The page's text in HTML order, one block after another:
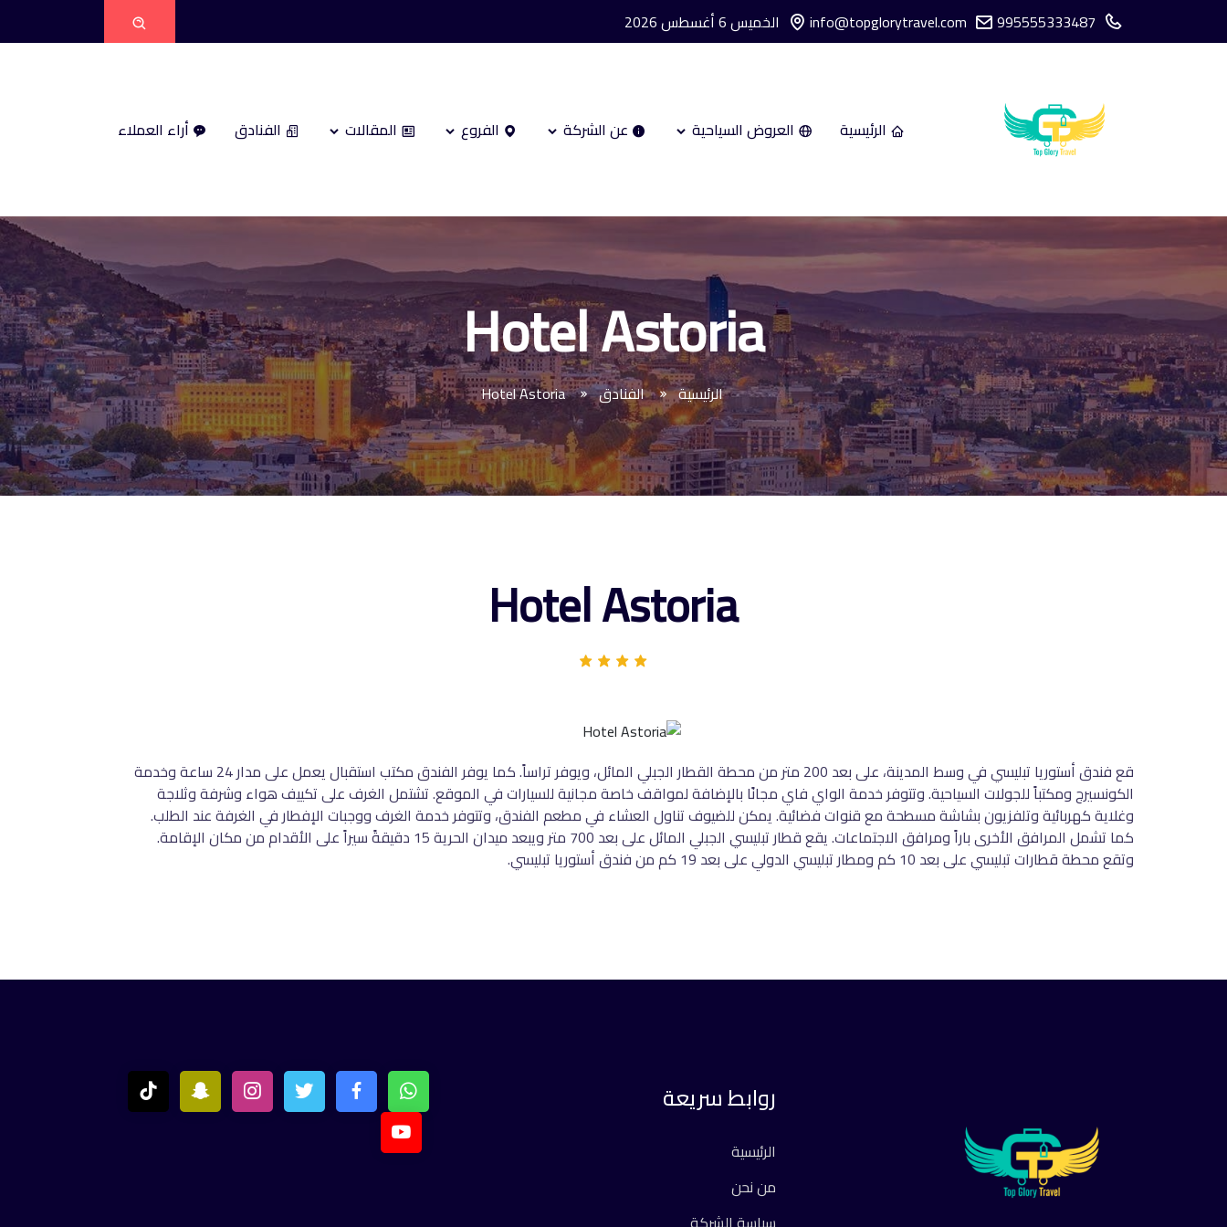
995555333487
info@topglorytravel.com الخميس 6 أغسطس 2026
الرئيسية العروض السياحية عن الشركة الفروع المقالات الفنادق أراء العملاء
Hotel Astoria
الرئيسية الفنادق Hotel Astoria
Hotel Astoria
قع فندق أستوريا تبليسي في وسط المدينة، على بعد 200 متر من محطة القطار الجبلي المائل، ويوفر تراساً. كما يوفر الفندق مكتب استقبال يعمل على مدار 24 ساعة وخدمة
الكونسيرج ومكتباً للجولات السياحية. وتتوفر خدمة الواي فاي مجانًا بالإضافة لمواقف خاصة مجانية للسيارات في الموقع. تشتمل الغرف على تكييف هواء وشرفة وثلاجة
وغلاية كهربائية وتلفزيون بشاشة مسطحة مع قنوات فضائية. يمكن للضيوف تناول العشاء في مطعم الفندق، وتتوفر خدمة الغرف ووجبات الإفطار في الغرفة عند الطلب.
كما تشمل المرافق الأخرى باراً ومرافق الاجتماعات. يقع قطار تبليسي الجبلي المائل على بعد 700 متر ويبعد ميدان الحرية 15 دقيقةً سيراً على الأقدام من مكان الإقامة.
وتقع محطة قطارات تبليسي على بعد 10 كم ومطار تبليسي الدولي على بعد 19 كم من فندق أستوريا تبليسي.
روابط سريعة
الرئيسية
من نحن